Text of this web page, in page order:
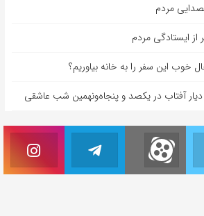
مردم
ایستادگی مردم
خوب این سفر را به خانه بیاوریم؟
آفتاب در یکصد و پنجاه‌ونهمین شب عاشقی